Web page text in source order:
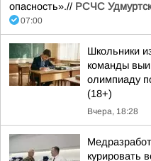
опасность».// РСЧС
07:00
Школьники
команды
олимпиаду
(18+)
Вчера, 18:28
курировать